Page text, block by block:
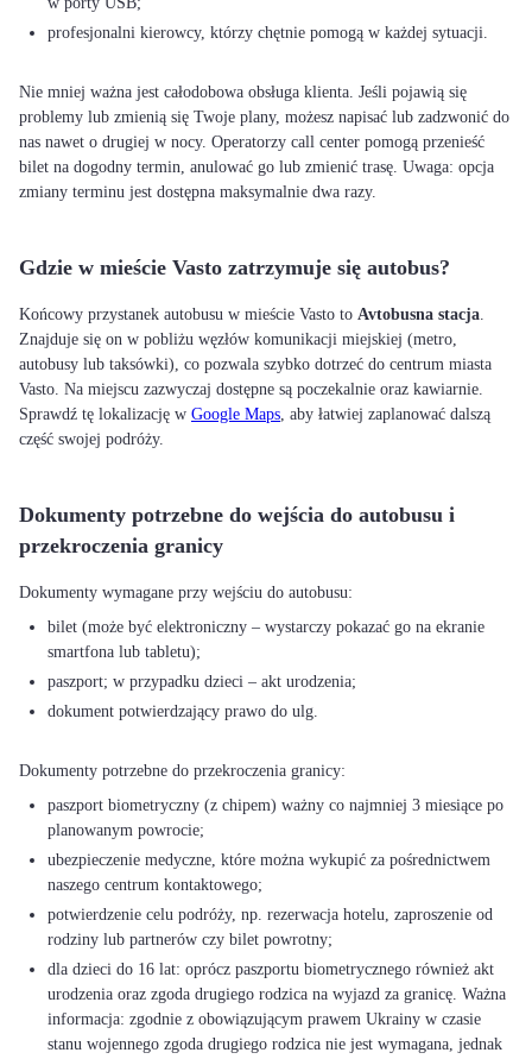
profesjonalni kierowcy, którzy chętnie pomogą w każdej sytuacji.
Nie mniej ważna jest całodobowa obsługa klienta. Jeśli pojawią się
problemy lub zmienią się Twoje plany, możesz napisać lub zadzwonić do
nas nawet o drugiej w nocy. Operatorzy call center pomogą przenieść
bilet na dogodny termin, anulować go lub zmienić trasę. Uwaga: opcja
zmiany terminu jest dostępna maksymalnie dwa razy.
Gdzie w mieście Vasto zatrzymuje się autobus?
Końcowy przystanek autobusu w mieście Vasto to Avtobusna stacja.
Znajduje się on w pobliżu węzłów komunikacji miejskiej (metro,
autobusy lub taksówki), co pozwala szybko dotrzeć do centrum miasta
Vasto. Na miejscu zazwyczaj dostępne są poczekalnie oraz kawiarnie.
Sprawdź tę lokalizację w Google Maps, aby łatwiej zaplanować dalszą
część swojej podróży.
Dokumenty potrzebne do wejścia do autobusu i
przekroczenia granicy
bilet (może być elektroniczny – wystarczy pokazać go na ekranie
smartfona lub tabletu);
paszport; w przypadku dzieci – akt urodzenia;
dokument potwierdzający prawo do ulg.
paszport biometryczny (z chipem) ważny co najmniej 3 miesiące po
planowanym powrocie;
ubezpieczenie medyczne, które można wykupić za pośrednictwem
naszego centrum kontaktowego;
potwierdzenie celu podróży, np. rezerwacja hotelu, zaproszenie od
rodziny lub partnerów czy bilet powrotny;
dla dzieci do 16 lat: oprócz paszportu biometrycznego również akt
urodzenia oraz zgoda drugiego rodzica na wyjazd za granicę. Ważna
informacja: zgodnie z obowiązującym prawem Ukrainy w czasie
stanu wojennego zgoda drugiego rodzica nie jest wymagana, jednak